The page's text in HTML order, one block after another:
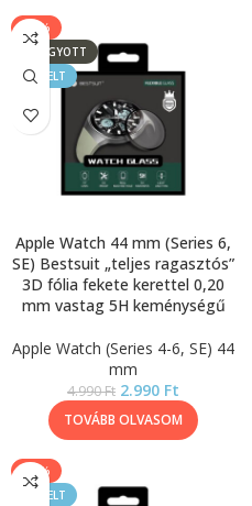
-40%
ELFOGYOTT
KIEMELT
Apple Watch 44 mm (Series 6,
SE) Bestsuit „teljes ragasztós”
3D fólia fekete kerettel 0,20
mm vastag 5H keménységű
Apple Watch (Series 4-6, SE) 44
mm
4.990Ft 2.990 Ft
TOVÁBB OLVASOM
-40%
KIEMELT